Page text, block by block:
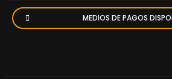
MEDIOS DE PAGOS